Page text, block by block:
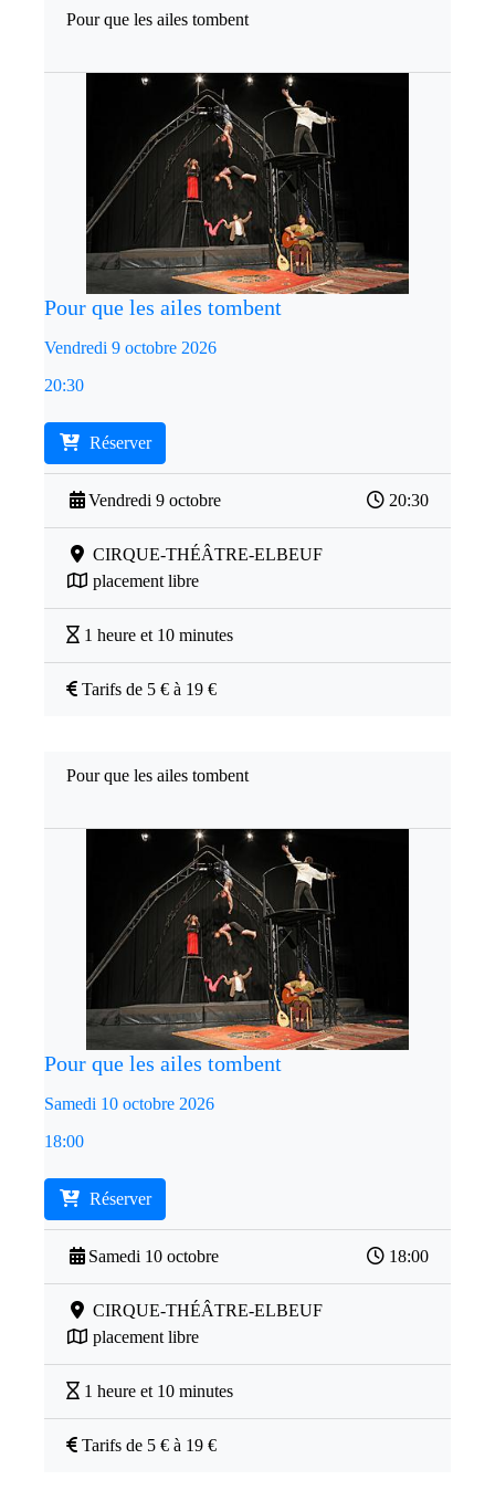
Pour que les ailes tombent
Pour que les ailes tombent
Vendredi 9 octobre 2026
20:30
Réserver
Vendredi 9 octobre 20:30
CIRQUE-THÉÂTRE-ELBEUF
placement libre
1 heure et 10 minutes
Tarifs de 5 € à 19 €
Pour que les ailes tombent
Pour que les ailes tombent
Samedi 10 octobre 2026
18:00
Réserver
Samedi 10 octobre 18:00
CIRQUE-THÉÂTRE-ELBEUF
placement libre
1 heure et 10 minutes
Tarifs de 5 € à 19 €